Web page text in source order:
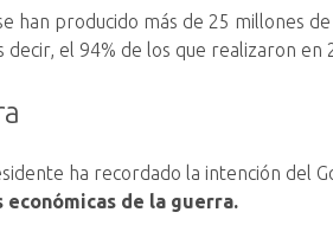
han producido más de 25 millones
el 94% de los que realizaron en
ha recordado la intención del
económicas de la guerra.